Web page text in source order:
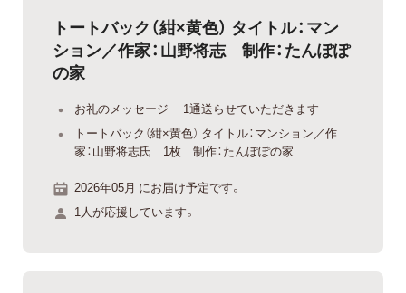
トートバック（紺×黄色） タイトル：マン
ション／作家：山野将志 制作：たんぽぽ
の家
お礼のメッセージ 1通送らせていただきます
トートバック（紺×黄色） タイトル：マンション／作
家：山野将志氏 1枚 制作：たんぽぽの家
2026年05月 にお届け予定です。
1人が応援しています。